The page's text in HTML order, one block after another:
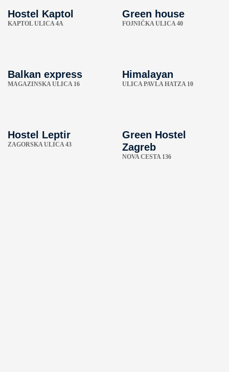
Hostel Kaptol
KAPTOL ULICA 4A
Green house
FOJNIČKA ULICA 40
Balkan express
MAGAZINSKA ULICA 16
Himalayan
ULICA PAVLA HATZA 10
Hostel Leptir
ZAGORSKA ULICA 43
Green Hostel
Zagreb
NOVA CESTA 136